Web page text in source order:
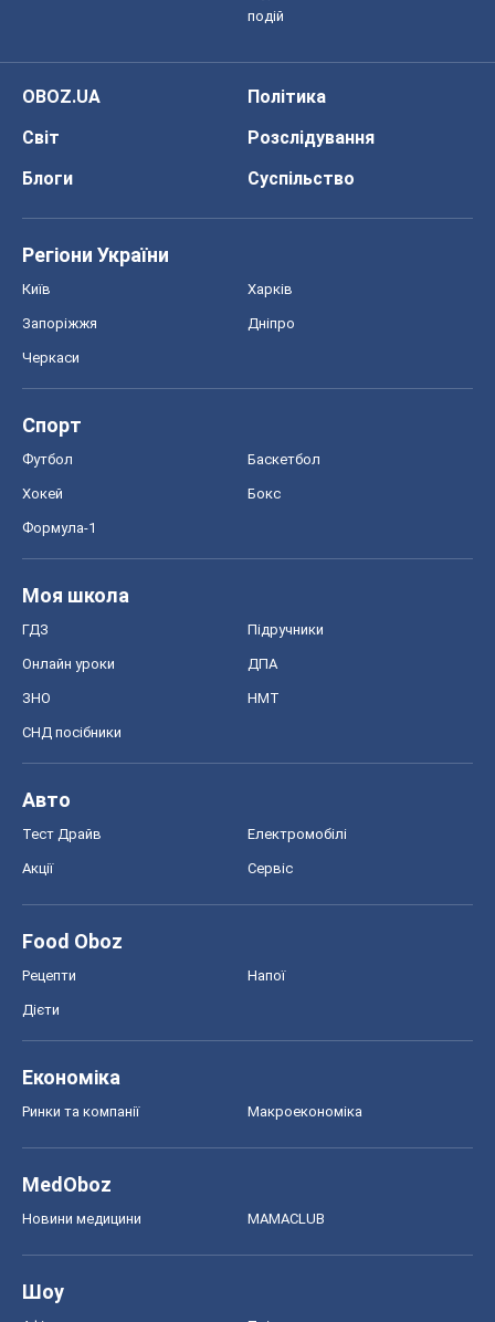
подій
OBOZ.UA
Політика
Світ
Розслідування
Блоги
Суспільство
Регіони України
Київ Харків
Запоріжжя Дніпро
Черкаси
Спорт
Футбол Баскетбол
Хокей Бокс
Формула-1
Моя школа
ГДЗ Підручники
Онлайн уроки ДПА
ЗНО НМТ
СНД посібники
Авто
Тест Драйв Електромобілі
Акції Сервіс
Food Oboz
Рецепти Напої
Дієти
Економіка
Ринки та компанії Макроекономіка
MedOboz
Новини медицини MAMACLUB
Шоу